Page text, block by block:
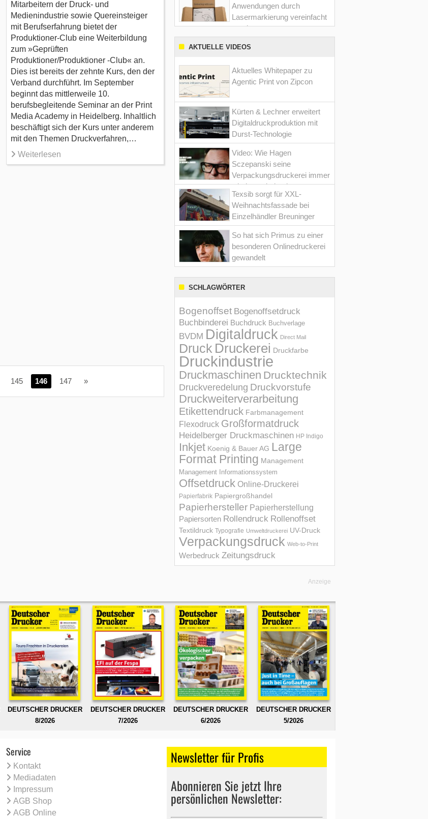
Mitarbeitern der Druck- und
Medienindustrie sowie Quereinsteiger
mit Berufserfahrung bietet der
Produktioner-Club eine Weiterbildung
zum »Geprüften
Produktioner/Produktioner -Club« an.
Dies ist bereits der zehnte Kurs, den der
Verband durchführt. Im September
beginnt das mittlerweile 10.
berufsbegleitende Seminar an der Print
Media Academy in Heidelberg. Inhaltlich
beschäftigt sich der Kurs unter anderem
mit den Themen Druckverfahren,…
Weiterlesen
145 146 147 »
Anwendungen durch
Lasermarkierung vereinfacht
werden
AKTUELLE VIDEOS
Aktuelles Whitepaper zu
Agentic Print von Zipcon
Kürten & Lechner erweitert
Digitaldruckproduktion mit
Durst-Technologie
Video: Wie Hagen
Sczepanski seine
Verpackungsdruckerei immer
wieder optimiert hat
Texsib sorgt für XXL-
Weihnachtsfassade bei
Einzelhändler Breuninger
So hat sich Primus zu einer
besonderen Onlinedruckerei
gewandelt
SCHLAGWÖRTER
Bogenoffset Bogenoffsetdruck
Buchbinderei Buchdruck Buchverlage
BVDM Digitaldruck Direct Mail
Druck Druckerei Druckfarbe
Druckindustrie
Druckmaschinen Drucktechnik
Druckveredelung Druckvorstufe
Druckweiterverarbeitung
Etikettendruck Farbmanagement
Flexodruck Großformatdruck
Heidelberger Druckmaschinen HP Indigo
Inkjet Koenig & Bauer AG Large
Format Printing Management
Management Informations­system
Offsetdruck Online-Druckerei
Papierfabrik Papiergroßhandel
Papierhersteller Papierherstellung
Papiersorten Rollendruck Rollenoffset
Textildruck Typografie Umweltdruckerei UV-Druck
Verpackungsdruck Web-to-Print
Werbedruck Zeitungsdruck
Anzeige
DEUTSCHER DRUCKER
8/2026
DEUTSCHER DRUCKER
7/2026
DEUTSCHER DRUCKER
6/2026
DEUTSCHER DRUCKER
5/2026
Service
Kontakt
Mediadaten
Impressum
AGB Shop
AGB Online
Newsletter für Profis
Abonnieren Sie jetzt Ihre
persönlichen Newsletter: